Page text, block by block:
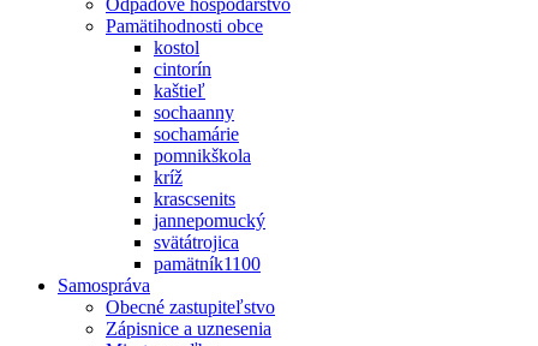
Odpadové hospodárstvo
Pamätihodnosti obce
kostol
cintorín
kaštieľ
sochaanny
sochamárie
pomnikškola
kríž
krascsenits
jannepomucký
svätátrojica
pamätník1100
Samospráva
Obecné zastupiteľstvo
Zápisnice a uznesenia